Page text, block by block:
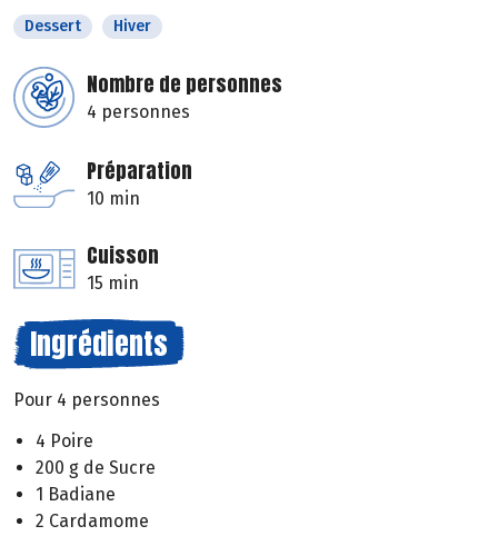
Dessert Hiver
Nombre de personnes
4 personnes
Préparation
10 min
Cuisson
15 min
Ingrédients
Pour 4 personnes
4 Poire
200 g de Sucre
1 Badiane
2 Cardamome